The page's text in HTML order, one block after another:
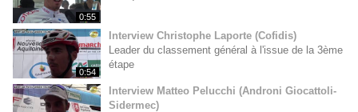
0:55
0:54
Interview Christophe Laporte (Cofidis)
Leader du classement général à l'issue de la 3ème
étape
Interview Matteo Pelucchi (Androni Giocattoli-
Sidermec)